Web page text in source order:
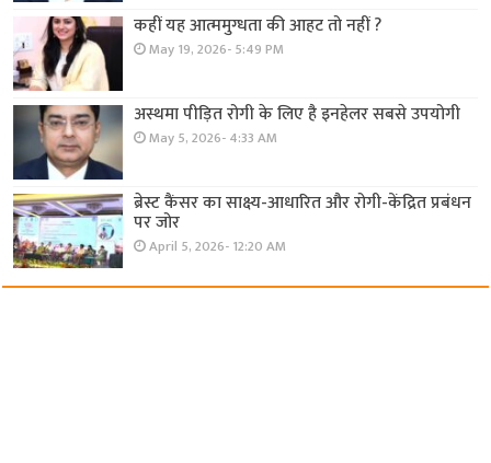
कहीं यह आत्ममुग्धता की आहट तो नहीं ?
May 19, 2026- 5:49 PM
अस्थमा पीड़ित रोगी के लिए है इनहेलर सबसे उपयोगी
May 5, 2026- 4:33 AM
ब्रेस्ट कैंसर का साक्ष्य-आधारित और रोगी-केंद्रित प्रबंधन
पर जोर
April 5, 2026- 12:20 AM